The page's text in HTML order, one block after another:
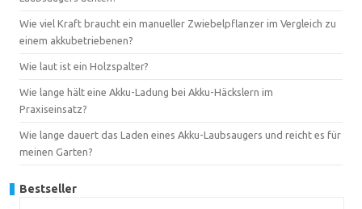
Wie viel Kraft braucht ein manueller Zwiebelpflanzer im Vergleich zu
einem akkubetriebenen?
Wie laut ist ein Holzspalter?
Wie lange hält eine Akku-Ladung bei Akku-Häckslern im
Praxiseinsatz?
Wie lange dauert das Laden eines Akku-Laubsaugers und reicht es für
meinen Garten?
Bestseller